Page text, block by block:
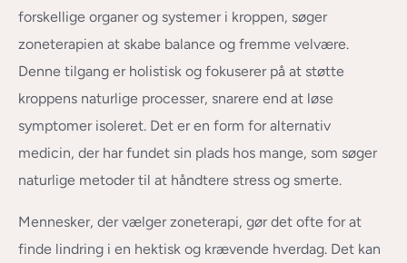
forskellige organer og systemer i kroppen, søger
zoneterapien at skabe balance og fremme velvære.
Denne tilgang er holistisk og fokuserer på at støtte
kroppens naturlige processer, snarere end at løse
symptomer isoleret. Det er en form for alternativ
medicin, der har fundet sin plads hos mange, som søger
naturlige metoder til at håndtere stress og smerte.
Mennesker, der vælger zoneterapi, gør det ofte for at
finde lindring i en hektisk og krævende hverdag. Det kan